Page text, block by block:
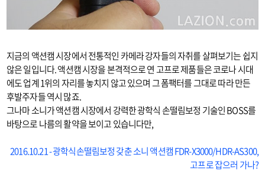
지금의 액션캠 시장에서 전통적인 카메라 강자들의 자취를 살펴보기는 쉽지
않은 일입니다. 액션캠 시장을 본격적으로 연 고프로 제품들은 코로나 시대
에도 업계 1위의 자리를 놓치지 않고 있으며 그 폼팩터를 그대로 따라 만든
후발주자들 역시 많죠.
그나마 소니가 액션캠 시장에서 강력한 광학식 손떨림보정 기술인 BOSS를
바탕으로 나름의 활약을 보이고 있습니다만,
2016.10.21 - 광학식손떨림보정 갖춘 소니 액션캠 FDR-X3000/HDR-AS300,
고프로 잡으러 가나?